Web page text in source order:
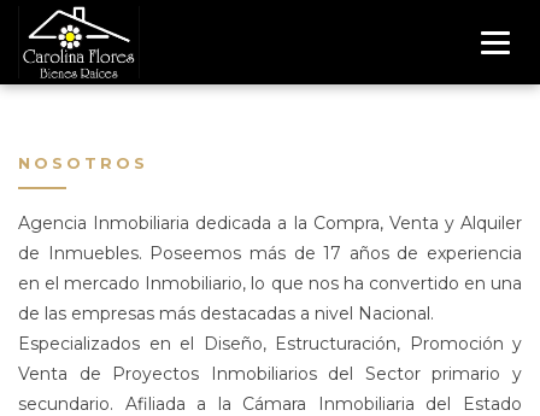
NOSOTROS
Agencia Inmobiliaria dedicada a la Compra, Venta y Alquiler
de Inmuebles. Poseemos más de 17 años de experiencia
en el mercado Inmobiliario, lo que nos ha convertido en una
de las empresas más destacadas a nivel Nacional.
Especializados en el Diseño, Estructuración, Promoción y
Venta de Proyectos Inmobiliarios del Sector primario y
secundario. Afiliada a la Cámara Inmobiliaria del Estado